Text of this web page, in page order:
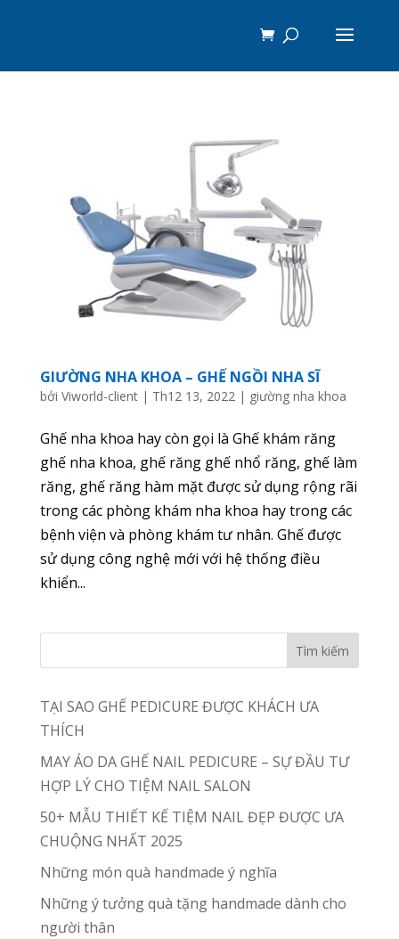
GIƯỜNG NHA KHOA – GHẾ NGỒI NHA SĨ
bởi Viworld-client| Th12 13, 2022| giường nha khoa
Ghế nha khoa hay còn gọi là Ghế khám răng
ghế nha khoa, ghế răng ghế nhổ răng, ghế làm
răng, ghế răng hàm mặt được sử dụng rộng rãi
trong các phòng khám nha khoa hay trong các
bệnh viện và phòng khám tư nhân. Ghế được
sử dụng công nghệ mới với hệ thống điều
khiển...
TẠI SAO GHẾ PEDICURE ĐƯỢC KHÁCH ƯA
THÍCH
MAY ÁO DA GHẾ NAIL PEDICURE – SỰ ĐẦU TƯ
HỢP LÝ CHO TIỆM NAIL SALON
50+ MẪU THIẾT KẾ TIỆM NAIL ĐẸP ĐƯỢC ƯA
CHUỘNG NHẤT 2025
Những món quà handmade ý nghĩa
Những ý tưởng quà tặng handmade dành cho
người thân